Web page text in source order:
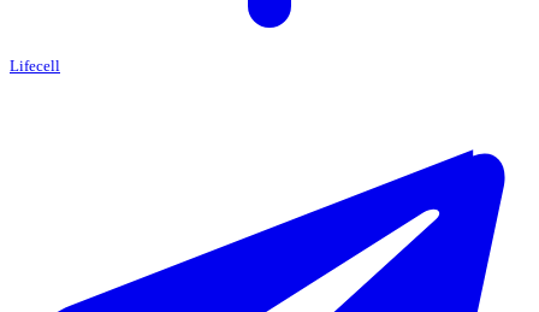
Lifecell